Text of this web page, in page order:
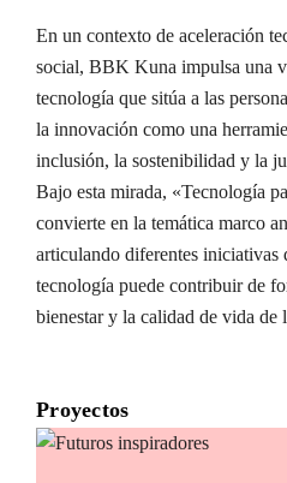
En un contexto de aceleración
social, BBK Kuna impulsa una
tecnología que sitúa a las
la innovación como una
inclusión, la sostenibilidad y la
Bajo esta mirada, «Tecnología
convierte en la temática marco
articulando diferentes iniciativas
tecnología puede contribuir de
bienestar y la calidad de vida de
Proyectos